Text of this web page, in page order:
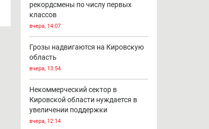
рекордсмены по числу первых
классов
вчера, 14:07
Грозы надвигаются на Кировскую
область
вчера, 13:54
Некоммерческий сектор в
Кировской области нуждается в
увеличении поддержки
вчера, 12:14